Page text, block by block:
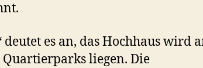
deutet es an, das Hochhaus wird
Quartierparks liegen. Die